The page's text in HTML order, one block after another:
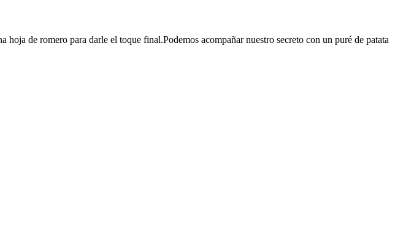
de romero para darle el toque final.Podemos acompañar nuestro secreto con un puré de patata